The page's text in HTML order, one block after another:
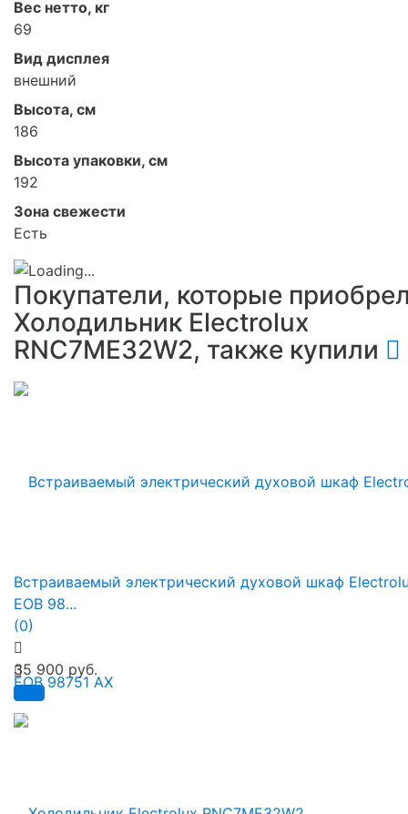
Вес нетто, кг
69
Вид дисплея
внешний
Высота, см
186
Высота упаковки, см
192
Зона свежести
Есть
Покупатели, которые
Холодильник Electrolux
RNC7ME32W2, также купили
Встраиваемый электрический духовой шкаф
EOB 98...
(0)
35 900 руб.